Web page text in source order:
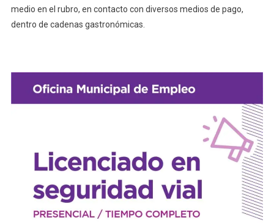
medio en el rubro, en contacto con diversos medios de pago,
dentro de cadenas gastronómicas.